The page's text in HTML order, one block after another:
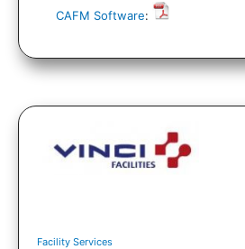
CAFM Software:
Facility Services